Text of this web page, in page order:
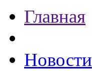
Главная
Новости